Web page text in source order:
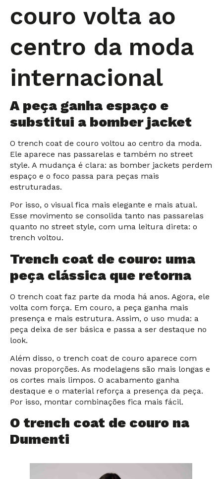
couro volta ao
centro da moda
internacional
A peça ganha espaço e
substitui a bomber jacket
O trench coat de couro voltou ao centro da moda.
Ele aparece nas passarelas e também no street
style. A mudança é clara: as bomber jackets perdem
espaço e o foco passa para peças mais
estruturadas.
Por isso, o visual fica mais elegante e mais atual.
Esse movimento se consolida tanto nas passarelas
quanto no street style, com uma leitura direta: o
trench voltou.
Trench coat de couro: uma
peça clássica que retorna
O trench coat faz parte da moda há anos. Agora, ele
volta com força. Em couro, a peça ganha mais
presença e mais estrutura. Assim, o uso muda: a
peça deixa de ser básica e passa a ser destaque no
look.
Além disso, o trench coat de couro aparece com
novas proporções. As modelagens são mais longas e
os cortes mais limpos. O acabamento ganha
destaque e o material reforça a presença da peça.
Por isso, montar combinações fica mais fácil.
O trench coat de couro na
Dumenti